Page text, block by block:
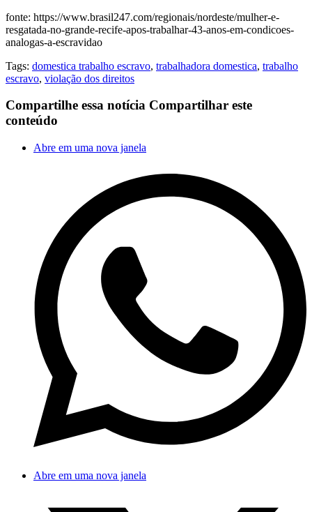
fonte: https://www.brasil247.com/regionais/nordeste/mulher-e-
resgatada-no-grande-recife-apos-trabalhar-43-anos-em-condicoes-
analogas-a-escravidao
Tags: domestica trabalho escravo, trabalhadora domestica, trabalho
escravo, violação dos direitos
Compartilhe essa notícia Compartilhar este
conteúdo
Abre em uma nova janela
Abre em uma nova janela